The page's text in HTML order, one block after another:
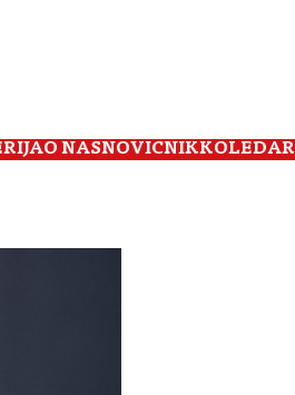
O NASNOVIČNIKKOLEDAR